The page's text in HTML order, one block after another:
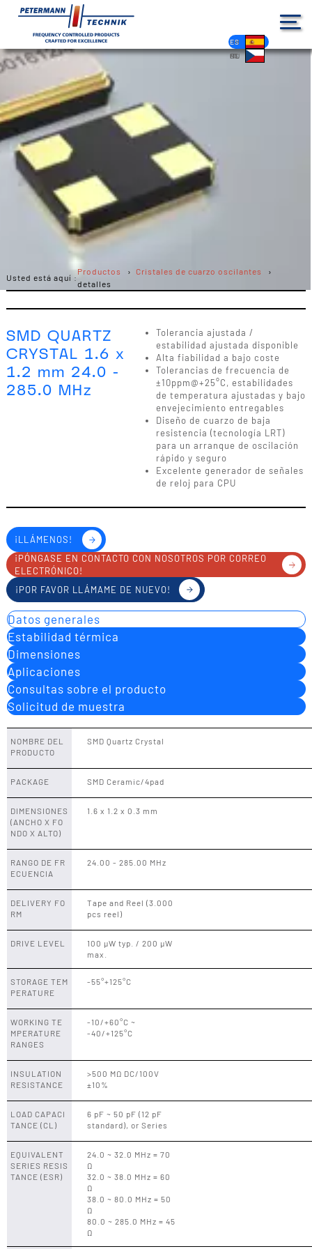
DE
EN
FR
ES
PL
IT
NL
HU
CS
Usted está aquí :
Productos
Cristales de cuarzo oscilantes
detalles
SMD QUARTZ
CRYSTAL 1.6 x
1.2 mm 24.0 -
285.0 MHz
Tolerancia ajustada /
estabilidad ajustada disponible
Alta fiabilidad a bajo coste
Tolerancias de frecuencia de
±10ppm@+25°C, estabilidades
de temperatura ajustadas y bajo
envejecimiento entregables
Diseño de cuarzo de baja
resistencia (tecnología LRT)
para un arranque de oscilación
rápido y seguro
Excelente generador de señales
de reloj para CPU
¡LLÁMENOS!
¡PÓNGASE EN CONTACTO CON NOSOTROS POR CORREO
ELECTRÓNICO!
¡POR FAVOR LLÁMAME DE NUEVO!
Datos generales
Estabilidad térmica
Dimensiones
Aplicaciones
Consultas sobre el producto
Solicitud de muestra
NOMBRE DEL
PRODUCTO
SMD Quartz Crystal
PACKAGE SMD Ceramic/4pad
DIMENSIONES
(ANCHO X FO
NDO X ALTO)
1.6 x 1.2 x 0.3 mm
RANGO DE FR
ECUENCIA
24.00 - 285.00 MHz
DELIVERY FO
RM
Tape and Reel (3.000
pcs reel)
DRIVE LEVEL
100 μW typ. / 200 μW
max.
STORAGE TEM
PERATURE
-55°+125°C
WORKING TE
MPERATURE
RANGES
-10/+60°C ~
-40/+125°C
INSULATION
RESISTANCE
>500 MΩ DC/100V
±10%
LOAD CAPACI
TANCE (CL)
6 pF ~ 50 pF (12 pF
standard), or Series
EQUIVALENT
SERIES RESIS
TANCE (ESR)
24.0 ~ 32.0 MHz = 70
Ω
32.0 ~ 38.0 MHz = 60
Ω
38.0 ~ 80.0 MHz = 50
Ω
80.0 ~ 285.0 MHz = 45
Ω